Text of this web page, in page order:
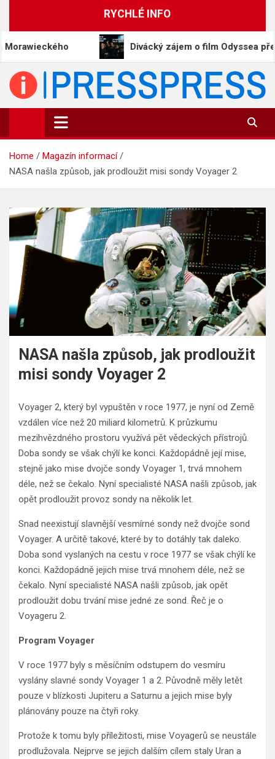
RYCHLÉ INFO
Divácký zájem o film Odyssea přetváří
PressPress.cz
Vaše zprávy v souvislostech
Home
Magazín informací
NASA našla způsob, jak prodloužit misi sondy Voyager 2
NASA našla způsob, jak prodloužit
misi sondy Voyager 2
Voyager 2, který byl vypuštěn v roce 1977, je nyní od Země
vzdálen více než 20 miliard kilometrů. K průzkumu
mezihvězdného prostoru využívá pět vědeckých přístrojů.
Doba sondy se však chýlí ke konci. Každopádně její mise,
stejně jako mise dvojče sondy Voyager 1, trvá mnohem
déle, než se čekalo. Nyní specialisté NASA našli způsob, jak
opět prodloužit provoz sondy na několik let.
Snad neexistují slavnější vesmírné sondy než dvojče sond
Voyager. A určitě takové, které by to dotáhly tak daleko.
Doba sond vyslaných na cestu v roce 1977 se však chýlí ke
konci. Každopádně jejich mise trvá mnohem déle, než se
čekalo. Nyní specialisté NASA našli způsob, jak opět
prodloužit dobu trvání mise jedné ze sond. Řeč je o
Voyageru 2.
Program Voyager
V roce 1977 byly s měsíčním odstupem do vesmíru
vyslány slavné sondy Voyager 1 a 2. Původně měly letět
pouze v blízkosti Jupiteru a Saturnu a jejich mise byly
plánovány pouze na čtyři roky.
Protože k tomu byly příležitosti, mise Voyagerů se neustále
prodlužovala. Nejprve se jejich dalším cílem staly Uran a